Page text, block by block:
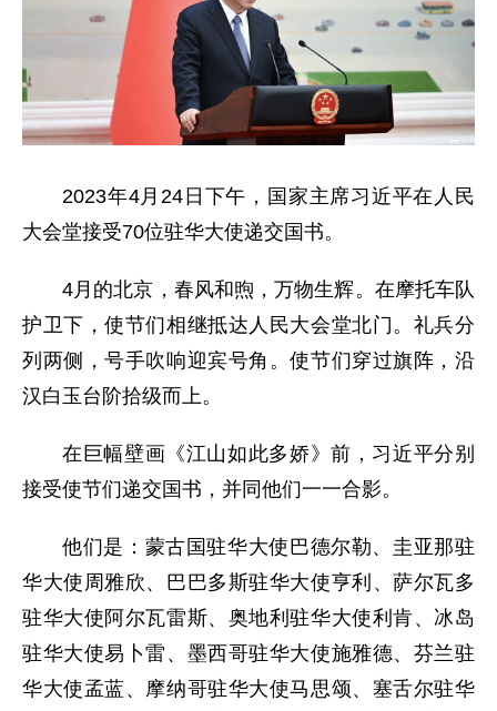
2023年4月24日下午，国家主席习近平在人民
大会堂接受70位驻华大使递交国书。
4月的北京，春风和煦，万物生辉。在摩托车队
护卫下，使节们相继抵达人民大会堂北门。礼兵分
列两侧，号手吹响迎宾号角。使节们穿过旗阵，沿
汉白玉台阶拾级而上。
在巨幅壁画《江山如此多娇》前，习近平分别
接受使节们递交国书，并同他们一一合影。
他们是：蒙古国驻华大使巴德尔勒、圭亚那驻
华大使周雅欣、巴巴多斯驻华大使亨利、萨尔瓦多
驻华大使阿尔瓦雷斯、奥地利驻华大使利肯、冰岛
驻华大使易卜雷、墨西哥驻华大使施雅德、芬兰驻
华大使孟蓝、摩纳哥驻华大使马思颂、塞舌尔驻华